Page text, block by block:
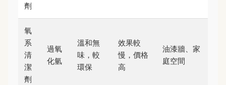
劑
氧
系
清
潔
劑
過氧
化氫
溫和無
味，較
環保
效果較
慢，價格
高
油漆牆、家
庭空間